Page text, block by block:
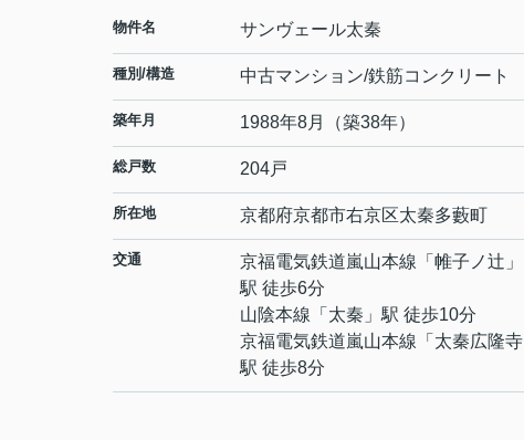
物件名 サンヴェール太秦
種別/構造 中古マンション/鉄筋コンクリート
築年月 1988年8月（築38年）
総戸数 204戸
所在地 京都府京都市右京区太秦多藪町
交通 京福電気鉄道嵐山本線 「 帷子ノ辻 」
駅 徒歩6分
山陰本線 「 太秦 」駅 徒歩10分
京福電気鉄道嵐山本線 「 太秦広隆寺
駅 徒歩8分